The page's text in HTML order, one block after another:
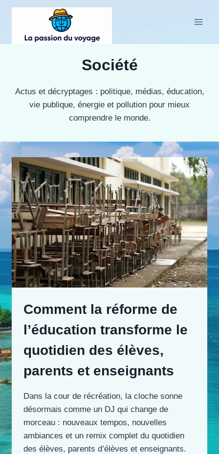
Aller
contenu
Société
Actus et décryptages : politique, médias, éducation,
vie publique, énergie et pollution pour mieux
comprendre le monde.
Comment la réforme de
l’éducation transforme le
quotidien des élèves,
parents et enseignants
Dans la cour de récréation, la cloche sonne
désormais comme un DJ qui change de
morceau : nouveaux tempos, nouvelles
ambiances et un remix complet du quotidien
des élèves, parents d’élèves et enseignants.